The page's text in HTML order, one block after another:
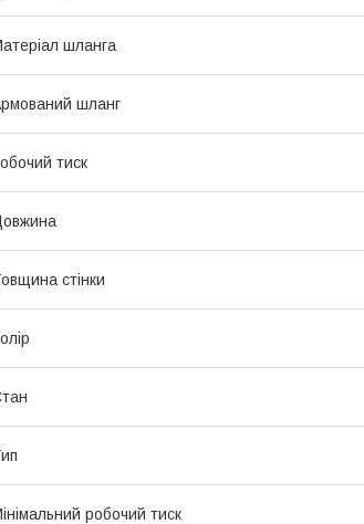
шланга
шланг
тиск
стінки
робочий тиск